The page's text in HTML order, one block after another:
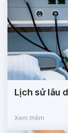
Lịch sử lâu
Xem thêm